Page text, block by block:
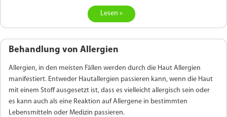
Lesen »
Behandlung von Allergien
Allergien, in den meisten Fällen werden durch die Haut Allergien
manifestiert. Entweder Hautallergien passieren kann, wenn die Haut
mit einem Stoff ausgesetzt ist, dass es vielleicht allergisch sein oder
es kann auch als eine Reaktion auf Allergene in bestimmten
Lebensmitteln oder Medizin passieren.